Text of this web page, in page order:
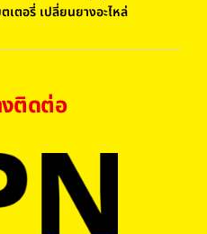
ตอรี่ เปลี่ยนยางอะไหล่
ติดต่อ